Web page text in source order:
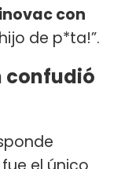
con
de p*ta!”.
confudió